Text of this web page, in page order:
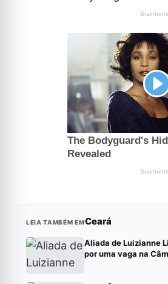
LEIA TAMBÉM EMCeará
Aliada de Luizianne
por uma vaga na